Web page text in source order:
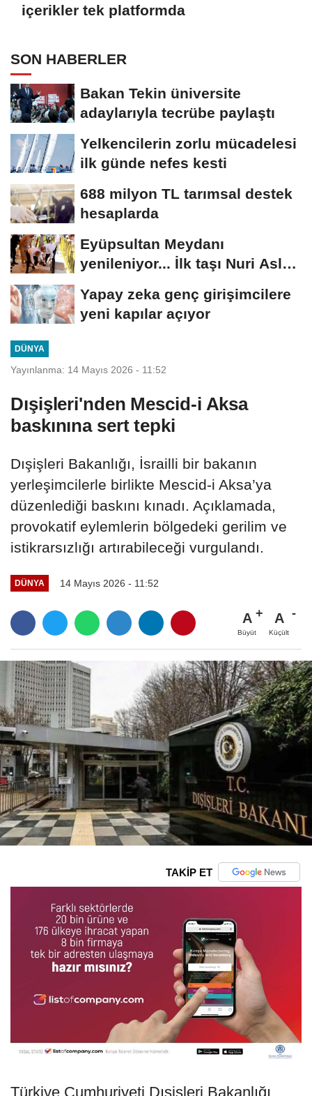
içerikler tek platformda
SON HABERLER
Bakan Tekin üniversite
adaylarıyla tecrübe paylaştı
Yelkencilerin zorlu mücadelesi
ilk günde nefes kesti
688 milyon TL tarımsal destek
hesaplarda
Eyüpsultan Meydanı
yenileniyor... İlk taşı Nuri Aslan
Yapay zeka genç girişimcilere
yeni kapılar açıyor
DÜNYA
Yayınlanma: 14 Mayıs 2026 - 11:52
Dışişleri'nden Mescid-i Aksa
baskınına sert tepki
Dışişleri Bakanlığı, İsrailli bir bakanın
yerleşimcilerle birlikte Mescid-i Aksa’ya
düzenlediği baskını kınadı. Açıklamada,
provokatif eylemlerin bölgedeki gerilim ve
istikrarsızlığı artırabileceği vurgulandı.
DÜNYA 14 Mayıs 2026 - 11:52
A
Büyüt
A
Küçült
TAKİP ET
Türkiye Cumhuriyeti Dışişleri Bakanlığı,